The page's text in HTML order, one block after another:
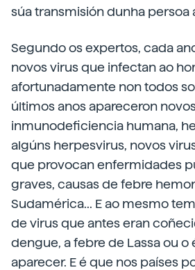
súa transmisión dunha persoa
Segundo os expertos, cada
novos virus que infectan ao
afortunadamente non todos
últimos anos apareceron
inmunodeficiencia humana,
algúns herpesvirus, novos
que provocan enfermidades
graves, causas de febre
Sudamérica... E ao mesmo
de virus que antes eran
dengue, a febre de Lassa ou o
aparecer. E é que nos países